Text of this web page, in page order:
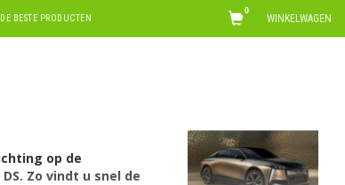
BESTE PRODUCTEN WINKELWAGEN
0
op de
Zo vindt u snel de